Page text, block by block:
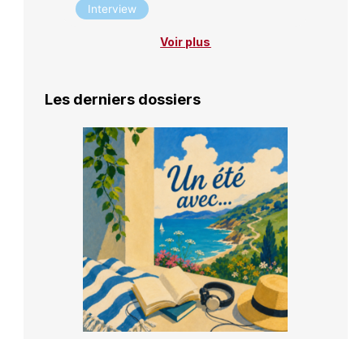
Interview
Voir plus
Les derniers dossiers